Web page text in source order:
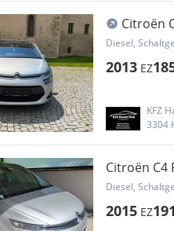
Citroën
Diesel,
2013 EZ
KFZ
3304
Citroën C4
Diesel,
2015 EZ